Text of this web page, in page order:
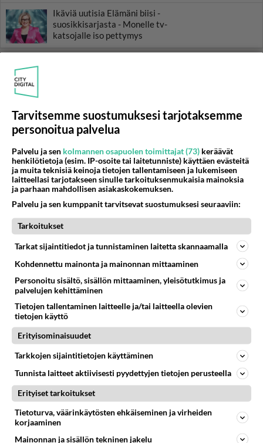
Ikäviä uutisia Elämäni biisi -
suosikkisarjasta - Monelle tv-
katsojalle iso pettymys
RESEPTIT
Punajuurilaatikko mehevöityy
homejuustolla.
Spaghetti bolognese -
klassikkoruoka Italiasta.
Mammia mia, mikä herkku!
Juustosarvet on rauhallisten
aamujen aamupala. Tai
pyöräytä sarvet iltapalaksi.
Maku on aina nam!
Tarvitsemme suostumuksesi tarjotaksemme
personoitua palvelua
Palvelu ja sen kolmannen osapuolen toimittajat (73) keräävät
henkilötietoja (esim. IP-osoite tai laitetunniste) käyttäen evästeitä
ja muita teknisiä keinoja tietojen tallentamiseen ja lukemiseen
laitteellasi tarjotakseen sinulle tarkoituksenmukaisia mainoksia
ja parhaan mahdollisen asiakaskokemuksen.
Palvelu ja sen kumppanit tarvitsevat suostumuksesi seuraaviin:
Tarkoitukset
Tarkat sijaintitiedot ja tunnistaminen laitetta skannaamalla
Kohdennettu mainonta ja mainonnan mittaaminen
Personoitu sisältö, sisällön mittaaminen, yleisötutkimus ja
palvelujen kehittäminen
Tietojen tallentaminen laitteelle ja/tai laitteella olevien
tietojen käyttö
Erityisominaisuudet
Tarkkojen sijaintitietojen käyttäminen
Tunnista laitteet aktiivisesti pyydettyjen tietojen perusteella
Erityiset tarkoitukset
Tietoturva, väärinkäytösten ehkäiseminen ja virheiden
korjaaminen
Mainonnan ja sisällön tekninen jakelu